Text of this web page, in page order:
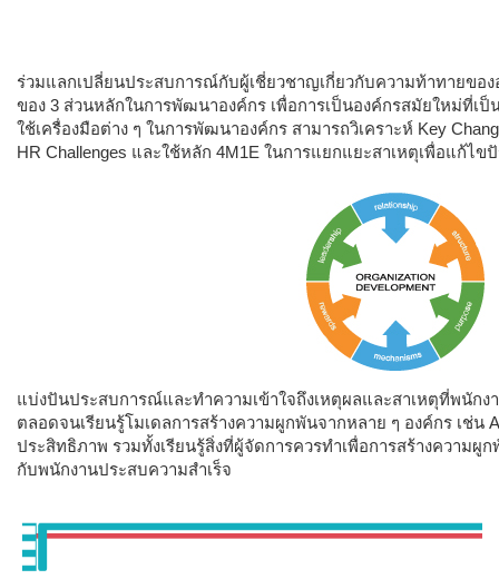
ร่วมแลกเปลี่ยนประสบการณ์กับผู้เชี่ยวชาญเกี่ยวกับความท้าทายขอ
ของ 3 ส่วนหลักในการพัฒนาองค์กร เพื่อการเป็นองค์กรสมัยใหม่ที่เป็
ใช้เครื่องมือต่าง ๆ ในการพัฒนาองค์กร สามารถวิเคราะห์ Key
HR Challenges และใช้หลัก 4M1E ในการแยกแยะสาเหตุเพื่อแก้
แบ่งปันประสบการณ์และทำความเข้าใจถึงเหตุผลและสาเหตุที่พนัก
ตลอดจนเรียนรู้โมเดลการสร้างความผูกพันจากหลาย ๆ องค์กร เช่น
ประสิทธิภาพ รวมทั้งเรียนรู้สิ่งที่ผู้จัดการควรทำเพื่อการสร้างความผู
กับพนักงานประสบความสำเร็จ